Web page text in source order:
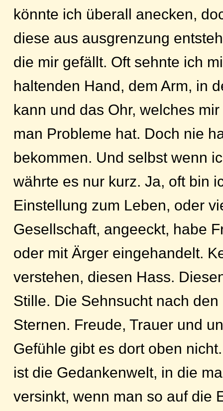
könnte ich überall anecken,
diese aus ausgrenzung
die mir gefällt. Oft sehnte ich
haltenden Hand, dem Arm, in
kann und das Ohr, welches
man Probleme hat. Doch nie
bekommen. Und selbst wenn
währte es nur kurz. Ja, oft bin
Einstellung zum Leben, oder
Gesellschaft, angeeckt, habe
oder mit Ärger eingehandelt.
verstehen, diesen Hass.
Stille. Die Sehnsucht nach
Sternen. Freude, Trauer und
Gefühle gibt es dort oben
ist die Gedankenwelt, in die
versinkt, wenn man so auf die